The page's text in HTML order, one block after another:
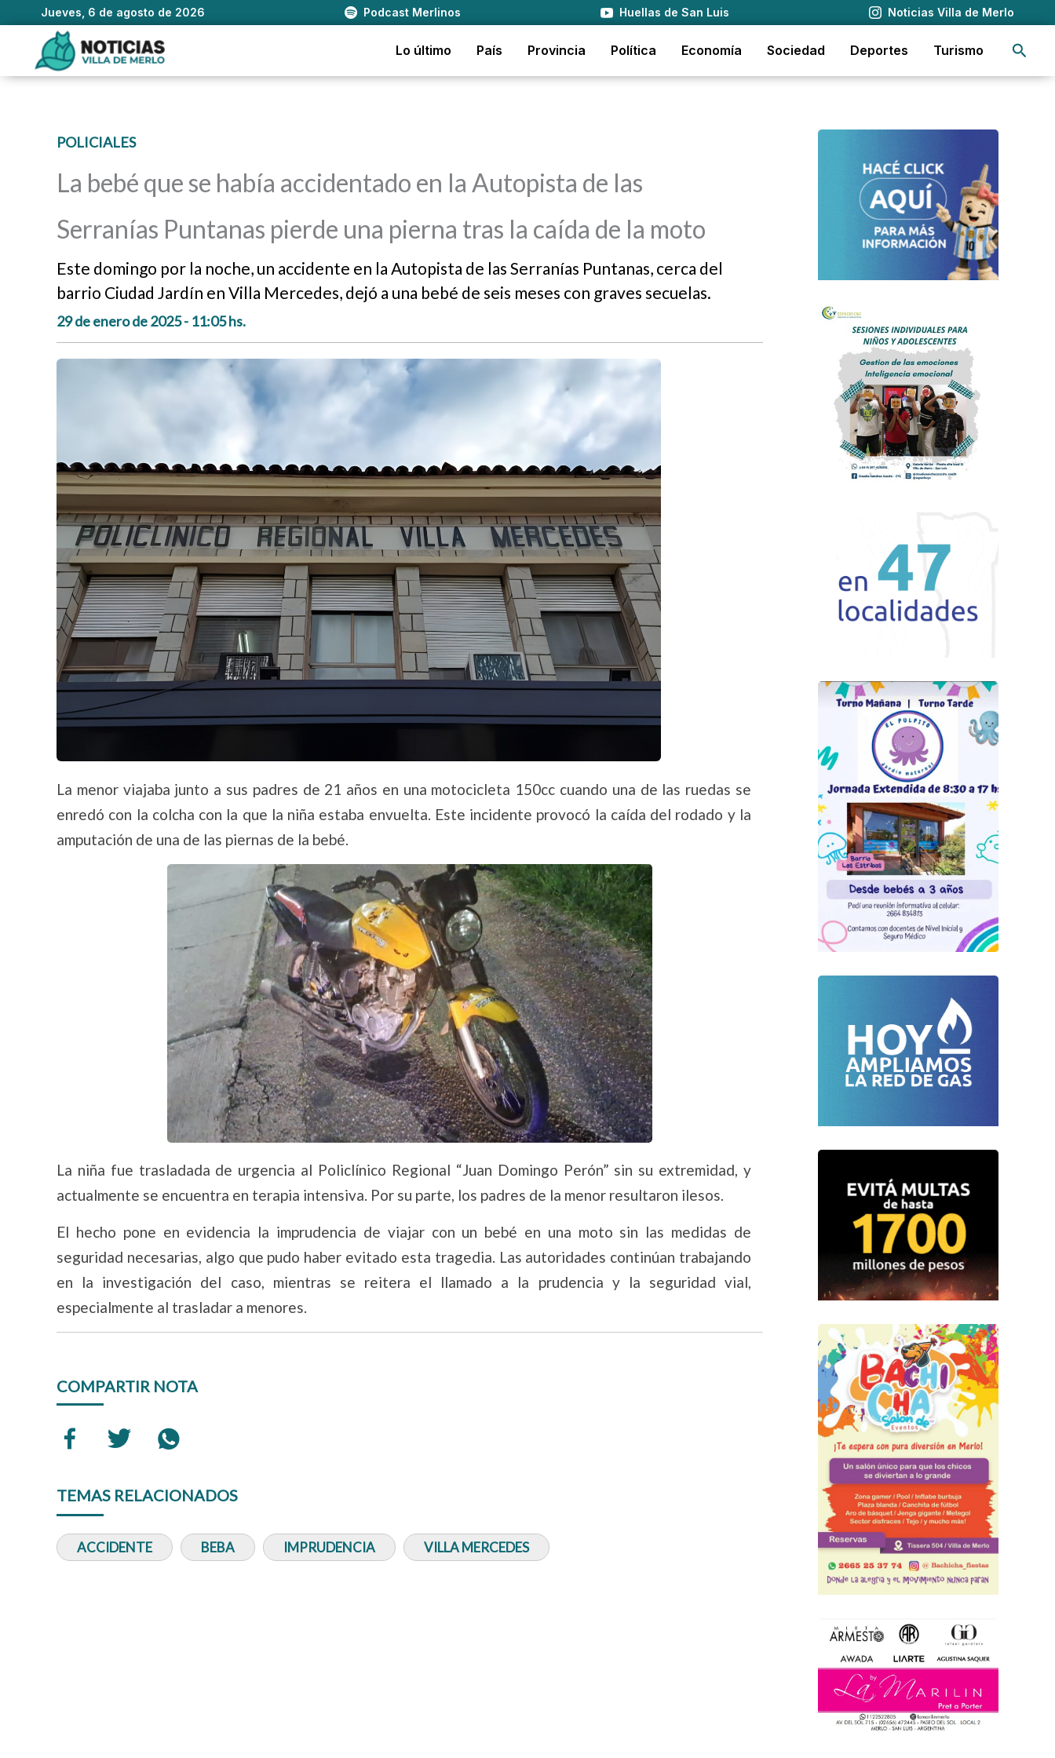
Jueves, 6 de agosto de 2026 Podcast Merlinos Huellas de San Luis Noticias Villa de Merlo
contenido
Lo último País Provincia Política Economía Sociedad Deportes Turismo
POLICIALES
La bebé que se había accidentado en la Autopista de las
Serranías Puntanas pierde una pierna tras la caída de la moto
Este domingo por la noche, un accidente en la Autopista de las Serranías Puntanas, cerca del
barrio Ciudad Jardín en Villa Mercedes, dejó a una bebé de seis meses con graves secuelas.
29 de enero de 2025 - 11:05 hs.
La menor viajaba junto a sus padres de 21 años en una motocicleta 150cc cuando una de las ruedas se
enredó con la colcha con la que la niña estaba envuelta. Este incidente provocó la caída del rodado y la
amputación de una de las piernas de la bebé.
La niña fue trasladada de urgencia al Policlínico Regional “Juan Domingo Perón” sin su extremidad, y
actualmente se encuentra en terapia intensiva. Por su parte, los padres de la menor resultaron ilesos.
El hecho pone en evidencia la imprudencia de viajar con un bebé en una moto sin las medidas de
seguridad necesarias, algo que pudo haber evitado esta tragedia. Las autoridades continúan trabajando
en la investigación del caso, mientras se reitera el llamado a la prudencia y la seguridad vial,
especialmente al trasladar a menores.
COMPARTIR NOTA
TEMAS RELACIONADOS
ACCIDENTE BEBA IMPRUDENCIA VILLA MERCEDES